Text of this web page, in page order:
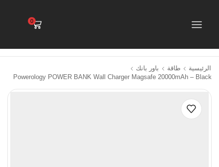
0
الرئيسية طاقة
باور بانك
Powerology POWER BANK Wall Charger Magsafe 20000mAh – Black